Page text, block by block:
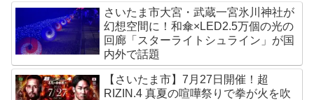
さいたま市大宮・武蔵一宮氷川神社が
幻想空間に！和傘×LED2.5万個の光の
回廊「スターライトシュライン」が国
内外で話題
【さいたま市】7月27日開催！超
RIZIN.4 真夏の喧嘩祭りで拳が火を吹